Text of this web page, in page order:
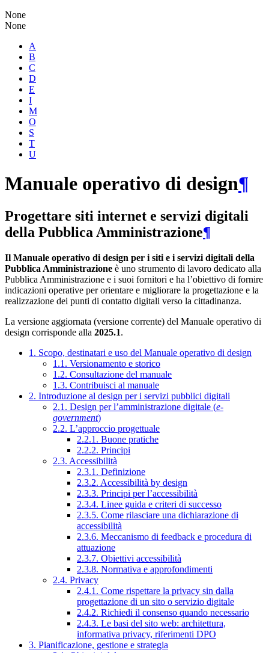
None
None
A
B
C
D
E
I
M
O
S
T
U
Manuale operativo di design¶
Progettare siti internet e servizi digitali
della Pubblica Amministrazione¶
Il Manuale operativo di design per i siti e i servizi digitali della
Pubblica Amministrazione è uno strumento di lavoro dedicato alla
Pubblica Amministrazione e i suoi fornitori e ha l’obiettivo di fornire
indicazioni operative per orientare e migliorare la progettazione e la
realizzazione dei punti di contatto digitali verso la cittadinanza.
La versione aggiornata (versione corrente) del Manuale operativo di
design corrisponde alla 2025.1.
1. Scopo, destinatari e uso del Manuale operativo di design
1.1. Versionamento e storico
1.2. Consultazione del manuale
1.3. Contribuisci al manuale
2. Introduzione al design per i servizi pubblici digitali
2.1. Design per l’amministrazione digitale (e-
government)
2.2. L’approccio progettuale
2.2.1. Buone pratiche
2.2.2. Principi
2.3. Accessibilità
2.3.1. Definizione
2.3.2. Accessibilità by design
2.3.3. Principi per l’accessibilità
2.3.4. Linee guida e criteri di successo
2.3.5. Come rilasciare una dichiarazione di
accessibilità
2.3.6. Meccanismo di feedback e procedura di
attuazione
2.3.7. Obiettivi accessibilità
2.3.8. Normativa e approfondimenti
2.4. Privacy
2.4.1. Come rispettare la privacy sin dalla
progettazione di un sito o servizio digitale
2.4.2. Richiedi il consenso quando necessario
2.4.3. Le basi del sito web: architettura,
informativa privacy, riferimenti DPO
3. Pianificazione, gestione e strategia